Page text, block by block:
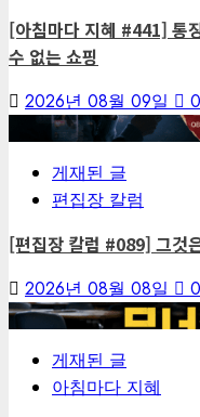
[아침마다 지혜 #441] 통
수 없는 쇼핑
2026년 08월 09일 0
게재된 글
편집장 칼럼
[편집장 칼럼 #089] 그것
2026년 08월 08일 0
3
게재된 글
아침마다 지혜